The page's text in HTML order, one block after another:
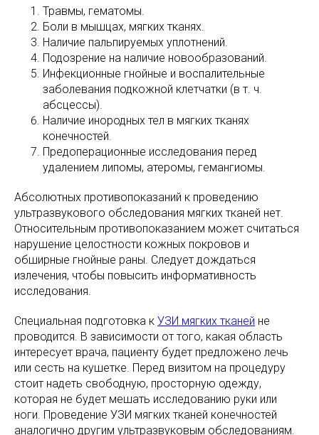
Травмы, гематомы.
Боли в мышцах, мягких тканях.
Наличие пальпируемых уплотнений.
Подозрение на наличие новообразований.
Инфекционные гнойные и воспалительные
заболевания подкожной клетчатки (в т. ч.
абсцессы).
Наличие инородных тел в мягких тканях
конечностей.
Предоперационные исследования перед
удалением липомы, атеромы, гемангиомы.
Абсолютных противопоказаний к проведению
ультразвукового обследования мягких тканей нет.
Относительным противопоказанием может считаться
нарушение целостности кожных покровов и
обширные гнойные раны. Следует дождаться
излечения, чтобы повысить информативность
исследования.
Специальная подготовка к УЗИ мягких тканей не
проводится. В зависимости от того, какая область
интересует врача, пациенту будет предложено лечь
или сесть на кушетке. Перед визитом на процедуру
стоит надеть свободную, просторную одежду,
которая не будет мешать исследованию руки или
ноги. Проведение УЗИ мягких тканей конечностей
аналогично другим ультразвуковым обследованиям.